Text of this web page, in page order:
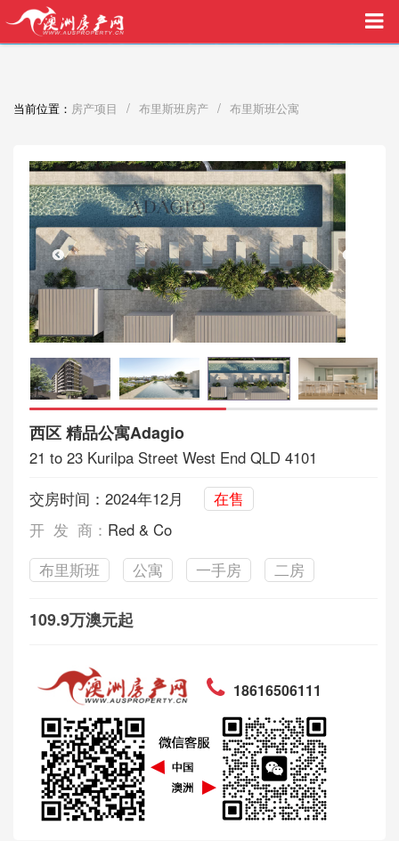
买家中介VIP服务，助您安心购房
当前位置： 房产项目 / 布里斯班房产 / 布里斯班公寓
西区 精品公寓Adagio
21 to 23 Kurilpa Street West End QLD 4101
交房时间：2024年12月
在售
开 发 商： Red & Co
布里斯班
公寓 一手房 二房
109.9万澳元起
18616506111